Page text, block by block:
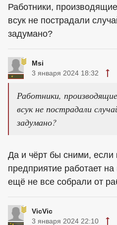
Работники,
всук не пострадали
задумано?
Msi
3 января 2024 18:32
Работники,
всук не пострадали
задумано?
Да и чёрт бы сними, если
предприятие работает
ещё не все собрали от
VicVic
3 января 2024 22:10